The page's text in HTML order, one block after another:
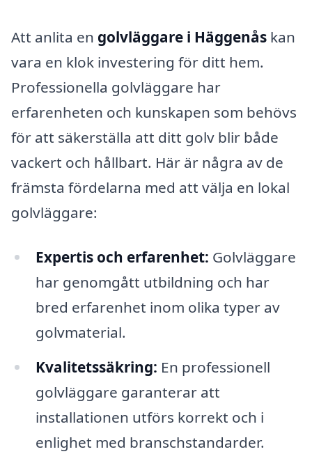
Att anlita en golvläggare i Häggenås kan
vara en klok investering för ditt hem.
Professionella golvläggare har
erfarenheten och kunskapen som behövs
för att säkerställa att ditt golv blir både
vackert och hållbart. Här är några av de
främsta fördelarna med att välja en lokal
golvläggare:
Expertis och erfarenhet: Golvläggare
har genomgått utbildning och har
bred erfarenhet inom olika typer av
golvmaterial.
Kvalitetssäkring: En professionell
golvläggare garanterar att
installationen utförs korrekt och i
enlighet med branschstandarder.